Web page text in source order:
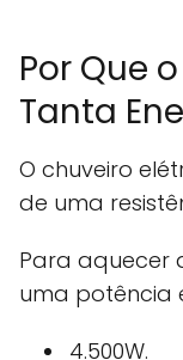
Por Que
Tanta
O chuveiro
de uma
Para aquecer
uma potência
4.500W.